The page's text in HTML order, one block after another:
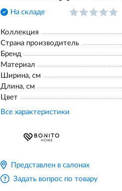
На складе
Коллекция
Страна производитель
Бренд
Материал
Ширина, см
Длина, см
Цвет
Все характеристики
Представлен в салонах
Задать вопрос по товару